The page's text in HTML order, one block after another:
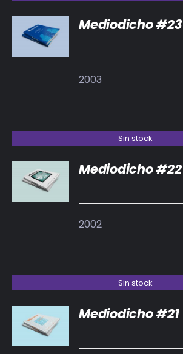
DETALLES
Mediodicho #23
2003
Sin stock
DETALLES
Mediodicho #22
2002
Sin stock
DETALLES
Mediodicho #21